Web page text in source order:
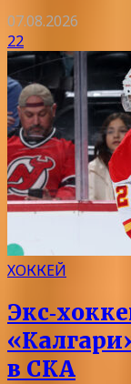
07.08.2026
22
ХОККЕЙ
в СКА